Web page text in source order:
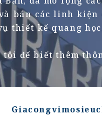
bán các linh
thiết kế quang
để biết thêm